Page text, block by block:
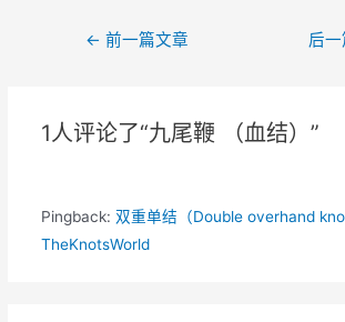
← 前一篇文章 后
1人评论了“九尾鞭 （血结）”
Pingback: 双重单结（Double overhand
TheKnotsWorld